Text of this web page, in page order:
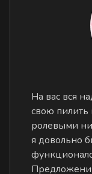
На вас вся
свою пилить
ролевыми
я довольно